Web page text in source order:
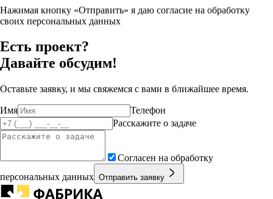
Нажимая кнопку «Отправить» я даю согласие на обработку
своих персональных данных
Есть проект?
Давайте обсудим!
Оставьте заявку, и мы свяжемся с вами в ближайшее время.
Имя
Телефон
Расскажите о задаче
Согласен на обработку
персональных данных Отправить заявку